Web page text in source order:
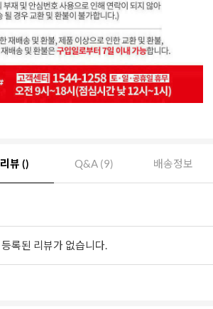
리뷰 () Q&A (9) 배송정보
등록된 리뷰가 없습니다.